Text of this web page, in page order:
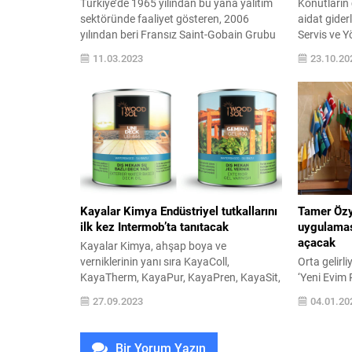
sektöründe faaliyet gösteren, 2006
yılından beri Fransız Saint-Gobain Grubu
ve Kuveyt Alghanim Grubu ortaklığı ile
faaliyetlerini sürdüren İzocam Ticaret ve
Direktörlüğü görevine 13.03.2023
itibariyle Gözde İçhedef Erküçük atandı.
Orta Doğu Teknik Üniversitesi Maden
Mühendisliği bölümünden mezun olan
Gözde İçhedef Erküçük,...
11.03.2023
aidat
Servis ve
Şengür,
yıllık
sertifika
yönetim
aidat
Yüksek
ücreti
Kayalar Kimya Endüstriyel tutkallarını
ilk kez Intermob’ta tanıtacak
Kayalar Kimya, ahşap boya ve
verniklerinin yanı sıra KayaColl,
KayaTherm, KayaPur, KayaPren, KayaSit,
KayaSil, KayaFlex markalarıyla ilk kez
tanıtacağı endüstriyel tutkal çeşitleriyle
gerçekleşen Intermob Fuarı’na damgasını
27.09.2023
Tamer
açacak
Orta
‘Yeni Evim
inşaat/
Bir Yorum Yazın